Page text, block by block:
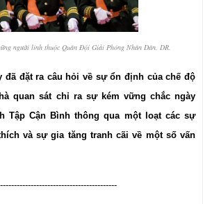
người lính thuộc Quân Đội Giải Phóng Nhân Dân. DR.
đã đặt ra câu hỏi về sự ổn định của chế độ
quan sát chỉ ra sự kém vững chắc ngày
Tập Cận Bình thông qua một loạt các sự
và sự gia tăng tranh cãi về một số vấn